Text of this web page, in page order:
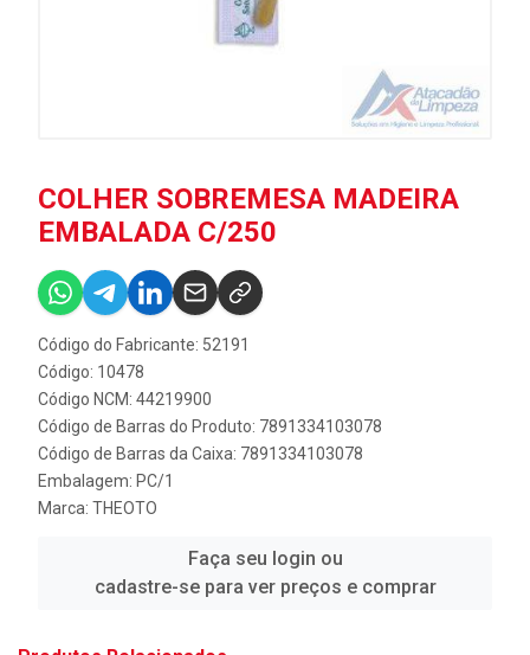
COLHER SOBREMESA MADEIRA
EMBALADA C/250
Código do Fabricante: 52191
Código: 10478
Código NCM: 44219900
Código de Barras do Produto: 7891334103078
Código de Barras da Caixa: 7891334103078
Embalagem: PC/1
Marca: THEOTO
Faça seu login ou
cadastre-se para ver preços e comprar